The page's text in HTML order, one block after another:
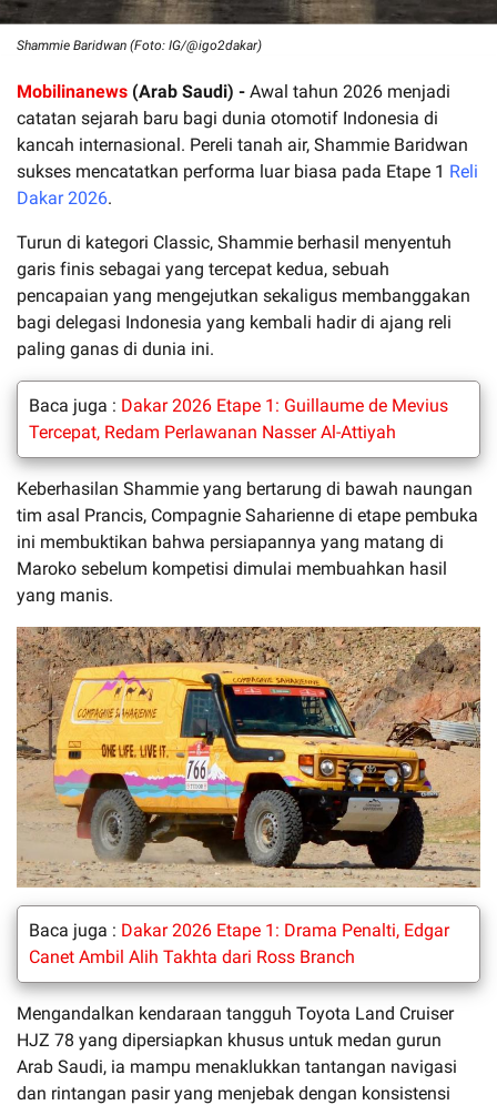
Shammie Baridwan (Foto: IG/@igo2dakar)
Mobilinanews (Arab Saudi) - Awal tahun 2026 menjadi
catatan sejarah baru bagi dunia otomotif Indonesia di
kancah internasional. Pereli tanah air, Shammie Baridwan
sukses mencatatkan performa luar biasa pada Etape 1 Reli
Dakar 2026.
Turun di kategori Classic, Shammie berhasil menyentuh
garis finis sebagai yang tercepat kedua, sebuah
pencapaian yang mengejutkan sekaligus membanggakan
bagi delegasi Indonesia yang kembali hadir di ajang reli
paling ganas di dunia ini.
Baca juga : Dakar 2026 Etape 1: Guillaume de Mevius
Tercepat, Redam Perlawanan Nasser Al-Attiyah
Keberhasilan Shammie yang bertarung di bawah naungan
tim asal Prancis, Compagnie Saharienne di etape pembuka
ini membuktikan bahwa persiapannya yang matang di
Maroko sebelum kompetisi dimulai membuahkan hasil
yang manis.
Baca juga : Dakar 2026 Etape 1: Drama Penalti, Edgar
Canet Ambil Alih Takhta dari Ross Branch
Mengandalkan kendaraan tangguh Toyota Land Cruiser
HJZ 78 yang dipersiapkan khusus untuk medan gurun
Arab Saudi, ia mampu menaklukkan tantangan navigasi
dan rintangan pasir yang menjebak dengan konsistensi